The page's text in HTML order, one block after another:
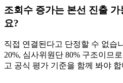
조회수 증가는 본선 진출
요?
직접 연결된다고 단정할 수 없습
20%, 심사위원단 80% 구조이므
고 공식 평가 기준을 함께 봐야 합